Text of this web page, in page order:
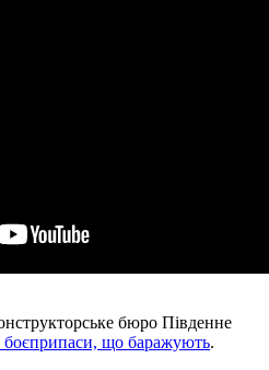
бюро Південне
боєприпаси, що баражують.